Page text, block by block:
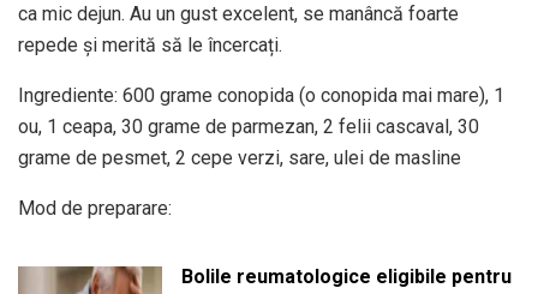
ca mic dejun. Au un gust excelent, se manâncă foarte
repede și merită să le încercați.
Ingrediente: 600 grame conopida (o conopida mai mare), 1
ou, 1 ceapa, 30 grame de parmezan, 2 felii cascaval, 30
grame de pesmet, 2 cepe verzi, sare, ulei de masline
Mod de preparare:
Bolile reumatologice eligibile pentru